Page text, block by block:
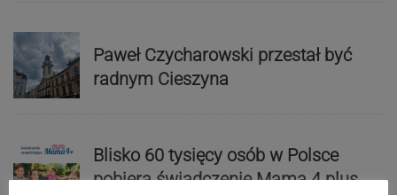
Paweł Czycharowski przestał być
radnym Cieszyna
Blisko 60 tysięcy osób w Polsce
pobiera świadczenie Mama 4 plus.